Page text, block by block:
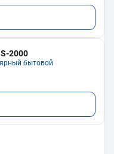
2000
бытовой